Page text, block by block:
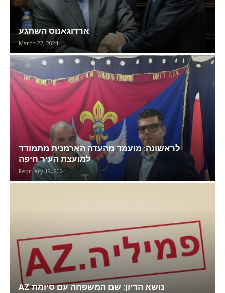
ארדוגאנוס השתגע
March 27, 2024
לראשונה: מועמד מהעדה הארמנית מתמודד
למועצת העיר חיפה
February 19, 2024
AZ נושא הדיון: שם המשפחה עם סיומת